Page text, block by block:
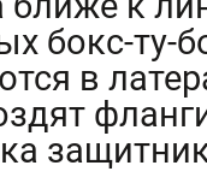
бокс-ту-
в